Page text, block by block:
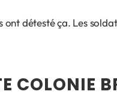
ont détesté ça. Les
COLONIE